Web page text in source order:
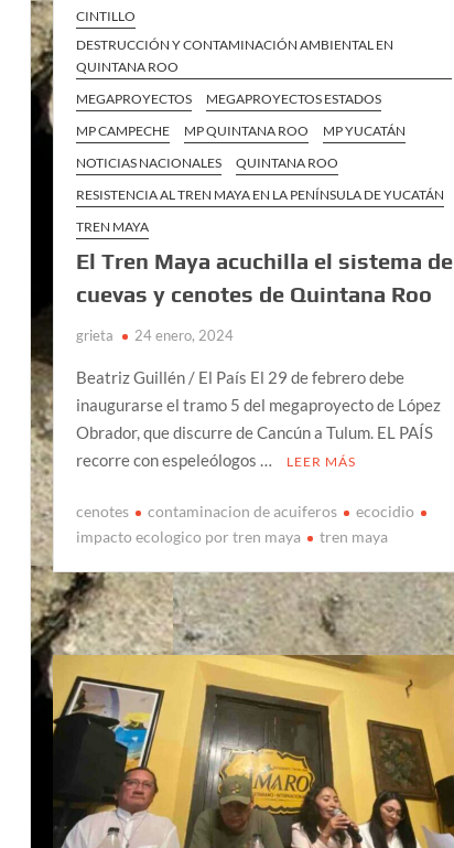
CINTILLO
DESTRUCCIÓN Y CONTAMINACIÓN AMBIENTAL EN
QUINTANA ROO
MEGAPROYECTOS
MEGAPROYECTOS ESTADOS
MP CAMPECHE
MP QUINTANA ROO
MP YUCATÁN
NOTICIAS NACIONALES
QUINTANA ROO
RESISTENCIA AL TREN MAYA EN LA PENÍNSULA DE YUCATÁN
TREN MAYA
El Tren Maya acuchilla el sistema de
cuevas y cenotes de Quintana Roo
grieta 24 enero, 2024
Beatriz Guillén / El País El 29 de febrero debe
inaugurarse el tramo 5 del megaproyecto de López
Obrador, que discurre de Cancún a Tulum. EL PAÍS
recorre con espeleólogos …
LEER MÁS
cenotes contaminacion de acuiferos
ecocidio
impacto ecologico por tren maya
tren maya